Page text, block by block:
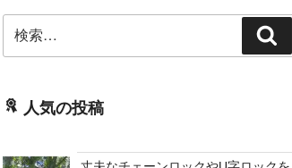
索:
索
人気の投稿